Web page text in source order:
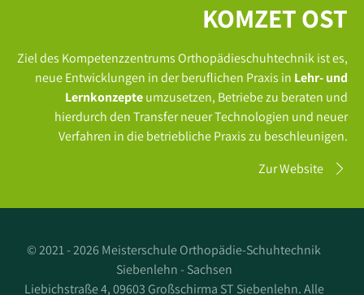
KOMZET OST
Ziel des Kompetenzzentrums Orthopädieschuhtechnik ist es,
neue Entwicklungen in der beruflichen Praxis in Lehr- und
Lernkonzepteumzusetzen, Betriebe zu beraten und
hierdurch den Transfer neuer Technologien und neuer
Verfahren in die betriebliche Praxis zu beschleunigen.
Zur Website
©2021 - 2026 Meisterschule Orthopädie-Schuhtechnik
Siebenlehn - Sachsen
Liebichstraße 4, 09603 Großschirma ST Siebenlehn. Alle